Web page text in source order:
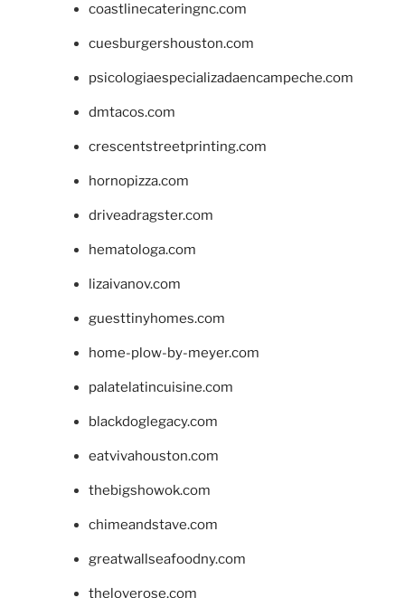
coastlinecateringnc.com
cuesburgershouston.com
psicologiaespecializadaencampeche.com
dmtacos.com
crescentstreetprinting.com
hornopizza.com
driveadragster.com
hematologa.com
lizaivanov.com
guesttinyhomes.com
home-plow-by-meyer.com
palatelatincuisine.com
blackdoglegacy.com
eatvivahouston.com
thebigshowok.com
chimeandstave.com
greatwallseafoodny.com
theloverose.com